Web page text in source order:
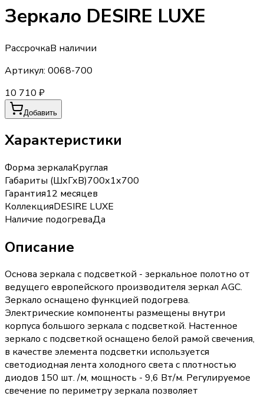
Зеркало DESIRE LUXE
РассрочкаВ наличии
Артикул: 0068-700
10 710 ₽
Добавить
Характеристики
Форма зеркалаКруглая
Габариты (ШхГхВ)700х1х700
Гарантия12 месяцев
КоллекцияDESIRE LUXE
Наличие подогреваДа
Описание
Основа зеркала с подсветкой - зеркальное полотно от
ведущего европейского производителя зеркал AGC.
Зеркало оснащено функцией подогрева.
Электрические компоненты размещены внутри
корпуса большого зеркала с подсветкой. Настенное
зеркало с подсветкой оснащено белой рамой свечения,
в качестве элемента подсветки используется
светодиодная лента холодного света с плотностью
диодов 150 шт. /м, мощность - 9,6 Вт/м. Регулируемое
свечение по периметру зеркала позволяет